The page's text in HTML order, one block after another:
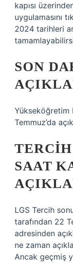
kapısı
uygulamasını
2024 tarihleri
SON
Yükseköğretim
Temmuz’da
SAAT
LGS Tercih
tarafından 22
adresinden
ne zaman
Ancak geçmiş